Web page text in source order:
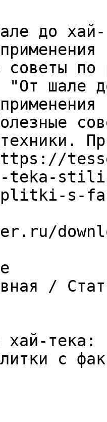
до хай-
советы по
шале
teka-
plitki-s-
/
тека:
с